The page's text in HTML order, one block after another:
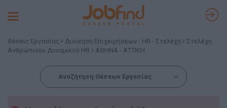
Toggle
Θέσεις Εργασίας Διοίκηση Επιχειρήσεων - HR - Στελέχη
Στελέχη
Ανθρώπινου Δυναμικού HR
ΑΘΗΝΑ - ΑΤΤΙΚΗ
Αναζήτηση Θέσεων Εργασίας